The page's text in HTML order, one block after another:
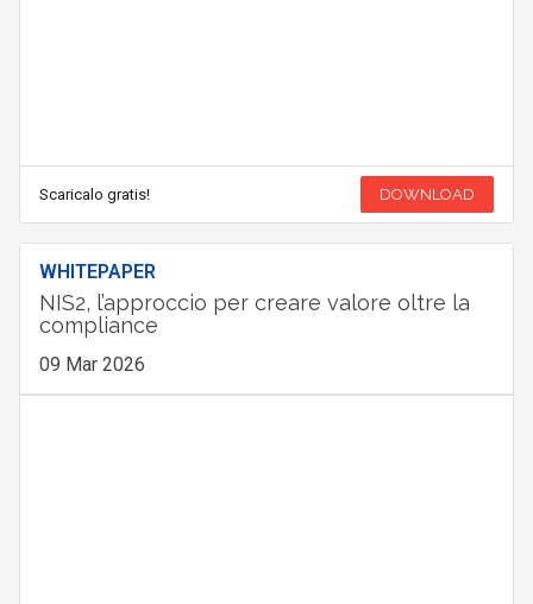
Scaricalo gratis! DOWNLOAD
WHITEPAPER
NIS2, l’approccio per creare valore oltre la
compliance
09 Mar 2026